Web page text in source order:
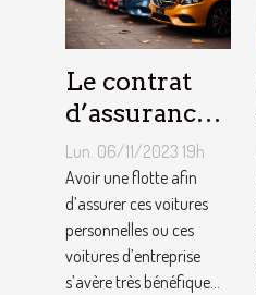
Le contrat
d’assurance
auto par
flotte : est-il
si
bénéfique ?
Lun. 06/11/2023 19h
Avoir une flotte afin
d’assurer ces voitures
personnelles ou ces
voitures d’entreprise
s’avère très bénéfique...